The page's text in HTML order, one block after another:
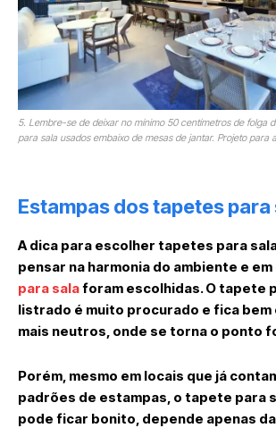
5. Lembre-se de deixar no mínimo 50 centímetros de folga
para sala usados embaixo de mesas de jantar. Projeto para
Estampas dos tapetes para
A dica para escolher tapetes para
pensar na harmonia do ambiente e em
para salaforam escolhidas. O tapete
listrado é muito procurado e fica bem
mais neutros, onde se torna o ponto
Porém, mesmo em locais que já
padrões de estampas, o tapete para
pode ficar bonito, depende apenas